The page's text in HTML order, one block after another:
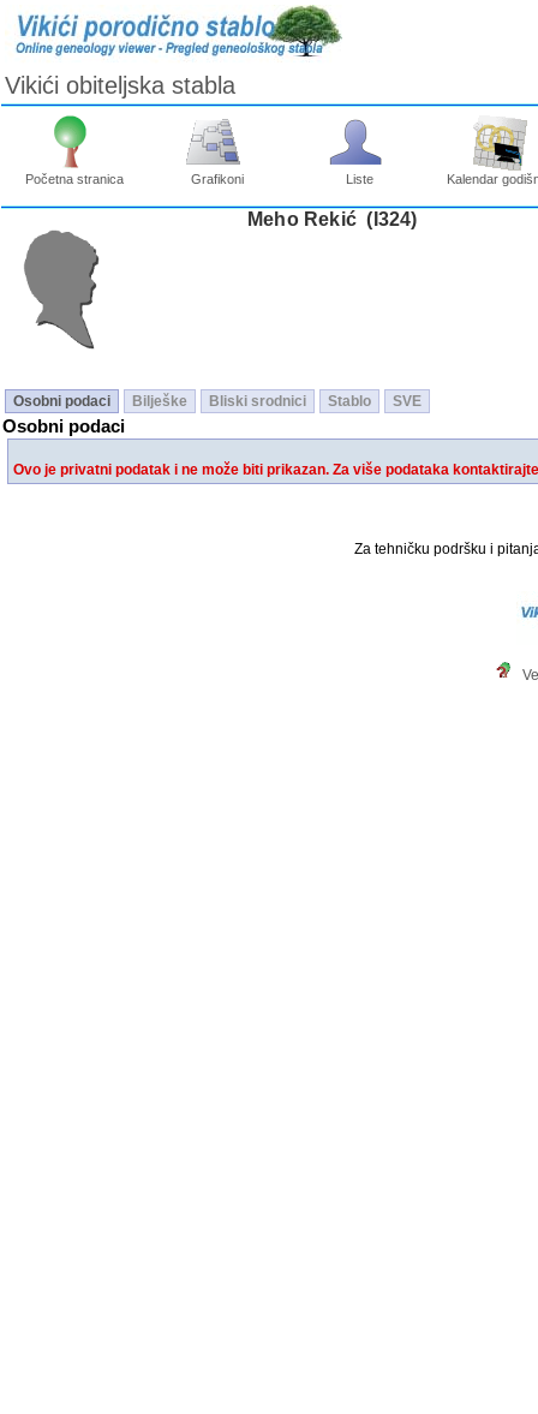
Vikići obiteljska stabla
Početna stranica Grafikoni Liste Kalendar
Meho Rekić ‎(I324)‎
Osobni podaci Bilješke Bliski srodnici Stablo SVE
Osobni podaci
Ovo je privatni podatak i ne može biti prikazan. Za više podataka
Za tehničku podršku i